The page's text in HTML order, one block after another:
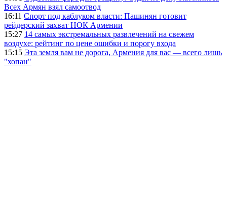
Всех Армян взял самоотвод
16:11 Спорт под каблуком власти: Пашинян готовит
рейдерский захват НОК Армении
15:27 14 самых экстремальных развлечений на свежем
воздухе: рейтинг по цене ошибки и порогу входа
15:15 Эта земля вам не дорога, Армения для вас — всего лишь
"хопан"